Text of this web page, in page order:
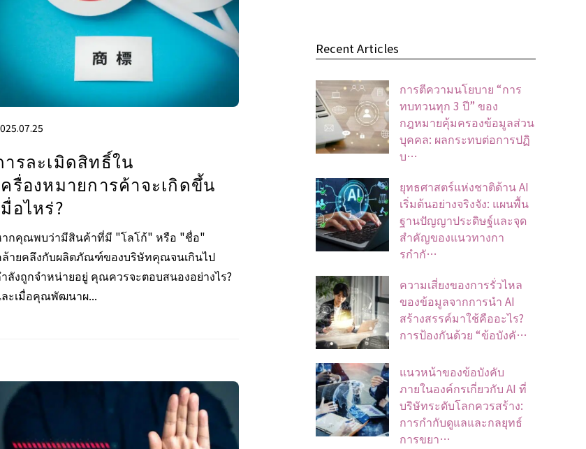
ารละเมิดสิทธิ์ใน
ครื่องหมายการค้าจะเกิดขึ้น
มื่อไหร่?
กคุณพบว่ามีสินค้าที่มี "โลโก้" หรือ "ชื่อ"
ายคลึงกับผลิตภัณฑ์ของบริษัทคุณจนเกินไป
ลังถูกจำหน่ายอยู่ คุณควรจะตอบสนองอย่างไร?
ะเมื่อคุณพัฒนาผ...
Recent Articles
การตีความนโยบาย “การ
ทบทวนทุก 3 ปี” ของ
กฎหมายคุ้มครองข้อมูลส่วน
บุคคล: ผลกระทบต่อการปฏิ
บ…
ยุทธศาสตร์แห่งชาติด้าน AI
เริ่มต้นอย่างจริงจัง: แผนพื้น
ฐานปัญญาประดิษฐ์และจุด
สำคัญของแนวทางกา
รกำกั…
ความเสี่ยงของการรั่วไหล
ของข้อมูลจากการนำ AI
สร้างสรรค์มาใช้คืออะไร?
การป้องกันด้วย “ข้อบังคั…
แนวหน้าของข้อบังคับ
ภายในองค์กรเกี่ยวกับ AI ที่
บริษัทระดับโลกควรสร้าง:
การกำกับดูแลและกลยุทธ์
การขยา…